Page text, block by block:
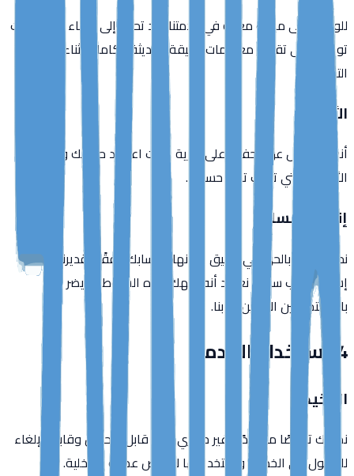
للوصول إلى ميزات معينة في خدمتنا، قد تحتاج إلى إنشاء حساب. أنت
توافق على تقديم معلومات دقيقة وحديثة وكاملة أثناء عملية
التسجيل.
الأمان
أنت مسؤول عن الحفاظ على سرية بيانات اعتماد حسابك وعن جميع
الأنشطة التي تحدث تحت حسابك.
إنهاء الحساب
نحن نحتفظ بالحق في تعليق أو إنهاء حسابك وفقًا لتقديرنا، دون
إشعار، بسبب سلوك نعتقد أنه ينتهك هذه الشروط أو يضر
بالمستخدمين الآخرين أو بنا.
4. استخدام الخدمة
الترخيص
نمنحك ترخيصًا محدودًا وغير حصري وغير قابل للتحويل وقابل للإلغاء
للوصول إلى الخدمة واستخدامها لأغراض عملك الداخلية.